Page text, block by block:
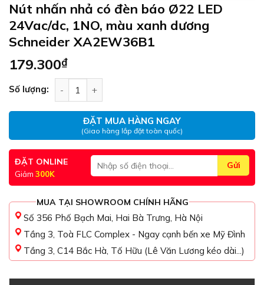
Nút nhấn nhả có đèn báo Ø22 LED
24Vac/dc, 1NO, màu xanh dương
Schneider XA2EW36B1
179.300₫
Số lượng:
ĐẶT MUA HÀNG NGAY
(Giao hàng lắp đặt toàn quốc)
ĐẶT ONLINE
Giảm 300K
MUA TẠI SHOWROOM CHÍNH HÃNG
Số 356 Phố Bạch Mai, Hai Bà Trưng, Hà Nội
Tầng 3, Toà FLC Complex - Ngay cạnh bến xe Mỹ Đình
Tầng 3, C14 Bắc Hà, Tố Hữu (Lê Văn Lương kéo dài...)